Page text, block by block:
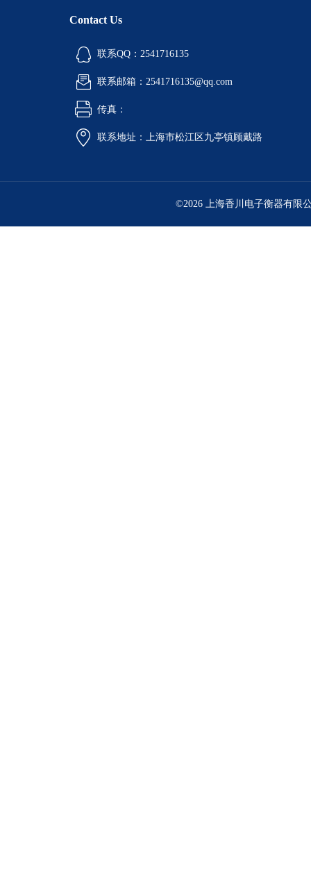
Contact Us
联系QQ：2541716135
联系邮箱：2541716135@qq.com
传真：
联系地址：上海市松江区九亭镇顾戴路
©2026 上海香川电子衡器有限